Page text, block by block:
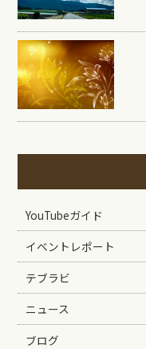
YouTubeガイド
イベントレポート
テブラビ
ニュース
ブログ